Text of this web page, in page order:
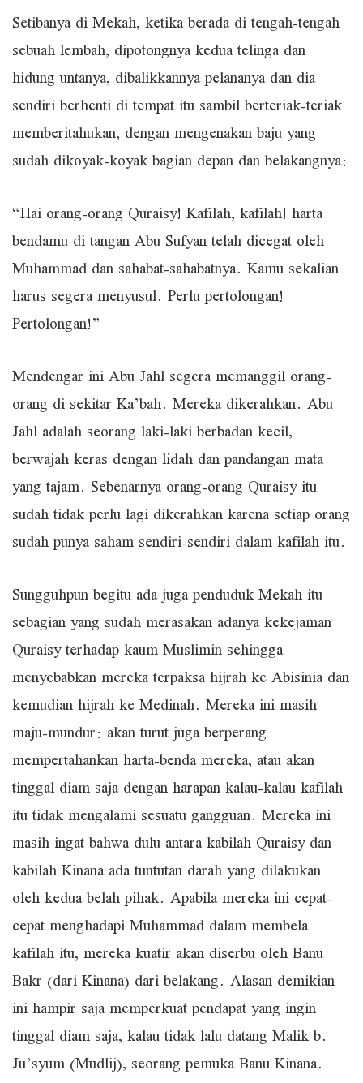
Setibanya di Mekah, ketika berada di tengah-tengah
sebuah lembah, dipotongnya kedua telinga dan
hidung untanya, dibalikkannya pelananya dan dia
sendiri berhenti di tempat itu sambil berteriak-teriak
memberitahukan, dengan mengenakan baju yang
sudah dikoyak-koyak bagian depan dan belakangnya:
“Hai orang-orang Quraisy! Kafilah, kafilah! harta
bendamu di tangan Abu Sufyan telah dicegat oleh
Muhammad dan sahabat-sahabatnya. Kamu sekalian
harus segera menyusul. Perlu pertolongan!
Pertolongan!”
Mendengar ini Abu Jahl segera memanggil orang-
orang di sekitar Ka’bah. Mereka dikerahkan. Abu
Jahl adalah seorang laki-laki berbadan kecil,
berwajah keras dengan lidah dan pandangan mata
yang tajam. Sebenarnya orang-orang Quraisy itu
sudah tidak perlu lagi dikerahkan karena setiap orang
sudah punya saham sendiri-sendiri dalam kafilah itu.
Sungguhpun begitu ada juga penduduk Mekah itu
sebagian yang sudah merasakan adanya kekejaman
Quraisy terhadap kaum Muslimin sehingga
menyebabkan mereka terpaksa hijrah ke Abisinia dan
kemudian hijrah ke Medinah. Mereka ini masih
maju-mundur: akan turut juga berperang
mempertahankan harta-benda mereka, atau akan
tinggal diam saja dengan harapan kalau-kalau kafilah
itu tidak mengalami sesuatu gangguan. Mereka ini
masih ingat bahwa dulu antara kabilah Quraisy dan
kabilah Kinana ada tuntutan darah yang dilakukan
oleh kedua belah pihak. Apabila mereka ini cepat-
cepat menghadapi Muhammad dalam membela
kafilah itu, mereka kuatir akan diserbu oleh Banu
Bakr (dari Kinana) dari belakang. Alasan demikian
ini hampir saja memperkuat pendapat yang ingin
tinggal diam saja, kalau tidak lalu datang Malik b.
Ju’syum (Mudlij), seorang pemuka Banu Kinana.